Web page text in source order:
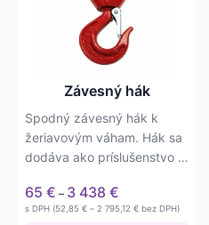
Závesný hák
Spodný závesný hák k
žeriavovým váham. Hák sa
dodáva ako príslušenstvo k
65 € – 3 438 €
range:
s DPH (52,85 € – 2 795,12 €Price
bez DPH)
variantov.
môžete
na
stránke
produktu.